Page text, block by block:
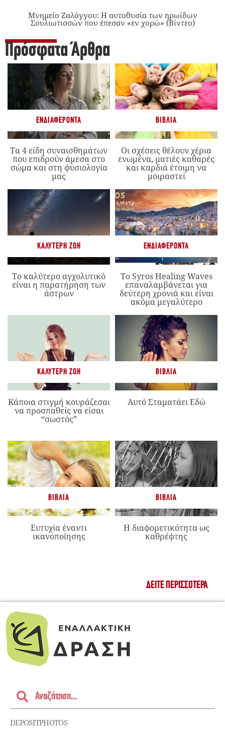
Μνημείο Ζαλόγγου: Η αυτοθυσία των ηρωίδων
Σουλιωτισσών που έπεσαν «εν χορώ» (Βίντεο)
Πρόσφατα Άρθρα
ΕΝΔΙΑΦΈΡΟΝΤΑ
Τα 4 είδη συναισθημάτων
που επιδρούν άμεσα στο
σώμα και στη φυσιολογία
μας
ΒΙΒΛΊΑ
Οι σχέσεις θέλουν χέρια
ενωμένα, ματιές καθαρές
και καρδιά έτοιμη να
μοιραστεί
ΚΑΛΎΤΕΡΗ ΖΩΉ
Το καλύτερο αγχολυτικό
είναι η παρατήρηση των
άστρων
ΕΝΔΙΑΦΈΡΟΝΤΑ
Το Syros Healing Waves
επαναλαμβάνεται για
δεύτερη χρονιά και είναι
ακόμα μεγαλύτερο
ΚΑΛΎΤΕΡΗ ΖΩΉ
Κάποια στιγμή κουράζεσαι
να προσπαθείς να είσαι
“σωστός”
ΒΙΒΛΊΑ
Αυτό Σταματάει Εδώ
ΒΙΒΛΊΑ
Ευτυχία έναντι
ικανοποίησης
ΒΙΒΛΊΑ
Η διαφορετικότητα ως
καθρέφτης
ΔΕΊΤΕ ΠΕΡΙΣΣΌΤΕΡΑ
DEPOSITPHOTOS